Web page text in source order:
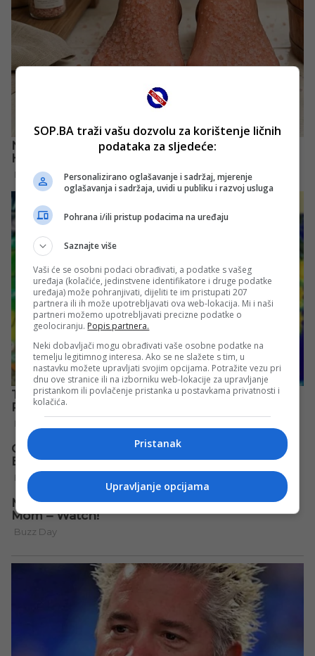
SOP.BA traži vašu dozvolu za korištenje ličnih
podataka za sljedeće:
Personalizirano oglašavanje i sadržaj, mjerenje
oglašavanja i sadržaja, uvidi u publiku i razvoj usluga
Pohrana i/ili pristup podacima na uređaju
Saznajte više
Vaši će se osobni podaci obrađivati, a podatke s vašeg
uređaja (kolačiće, jedinstvene identifikatore i druge podatke
uređaja) može pohranjivati, dijeliti te im pristupati 207
partnera ili ih može upotrebljavati ova web-lokacija. Mi i naši
partneri možemo upotrebljavati precizne podatke o
geolociranju. Popis partnera.
Neki dobavljači mogu obrađivati vaše osobne podatke na
temelju legitimnog interesa. Ako se ne slažete s tim, u
nastavku možete upravljati svojim opcijama. Potražite vezu pri
dnu ove stranice ili na izborniku web-lokacije za upravljanje
pristankom ili povlačenje pristanka u postavkama privatnosti i
kolačića.
Pristanak
Upravljanje opcijama